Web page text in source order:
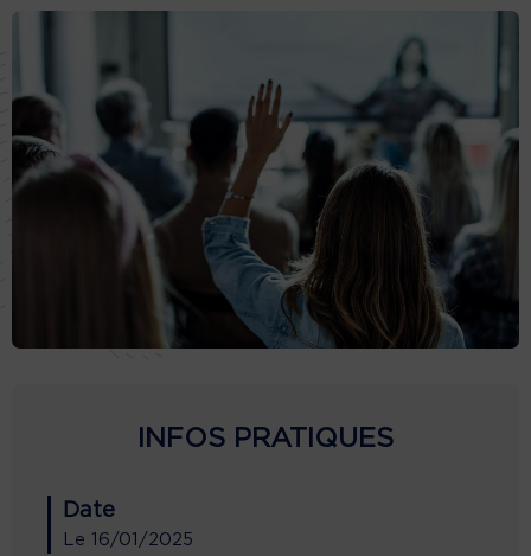
INFOS PRATIQUES
Date
Le 16/01/2025